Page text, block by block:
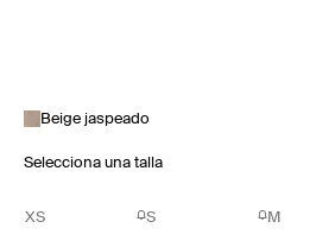
Beige jaspeado
Selecciona una talla
XS S M